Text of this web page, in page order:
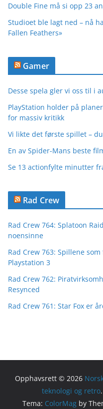
Double Fine må si opp 23
Studioet ble lagt ned – nå
Fallen Feathers»
Gamer
Desse spela gler vi oss til i
PlayStation holder på
for massiv kritikk
Vi likte det første spillet –
En av Spider-Mans beste
Se 13 actionfylte minutter
Rad Crew
Rad Crew 764: Splatoon
noensinne
Rad Crew 763: Spillene
Playstation 3
Rad Crew 762:
Resynced
Rad Crew 761: Star Fox er
Opphavsrett © 2026
teknologi og retro
Tema: ColorMag by